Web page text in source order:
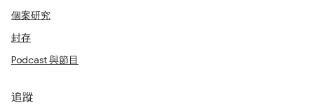
個案研究
封存
Podcast 與節目
追蹤